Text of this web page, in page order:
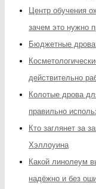
Центр обучения
зачем это нужно
Бюджетные
действительно
Колотые дрова
правильно
Кто заглянет за
Хэллоуина
Какой линолеум
надёжно и без